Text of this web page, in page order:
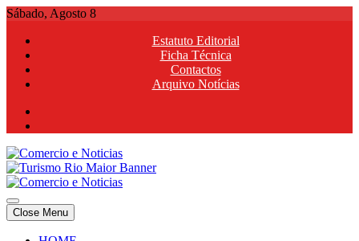
Skip
content
Sábado, Agosto 8
Estatuto Editorial
Ficha Técnica
Contactos
Arquivo Notícias
Comercio e Noticias
Notícias e Publicidade Online
Comercio e Noticias
Notícias e Publicidade Online
Close Menu